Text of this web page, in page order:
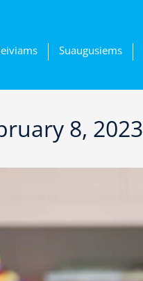
Suaugusiems
8, 2023